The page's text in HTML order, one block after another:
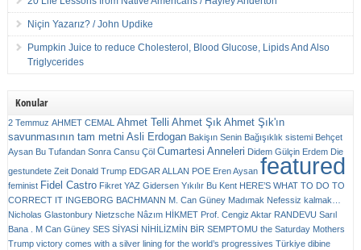
Niçin Yazarız? / John Updike
Pumpkin Juice to reduce Cholesterol, Blood Glucose, Lipids And Also
Triglycerides
Konular
2 Temmuz AHMET CEMAL Ahmet Telli Ahmet Şık Ahmet Şık'ın
savunmasının tam metni Asli Erdogan Bakişın Senin Bağışıklık sistemi Behçet
Aysan Bu Tufandan Sonra Cansu Çöl Cumartesi Anneleri Didem Gülçin Erdem Die
gestundete Zeit Donald Trump EDGAR ALLAN POE Eren Aysan featured
feminist Fidel Castro Fikret YAZ Gidersen Yıkılır Bu Kent HERE’S WHAT TO DO TO
CORRECT IT INGEBORG BACHMANN M. Can Güney Madımak Nefessiz kalmak…
Nicholas Glastonbury Nietzsche Nâzım HİKMET Prof. Cengiz Aktar RANDEVU Sarıl
Bana . M Can Güney SES SİYASİ NİHİLİZMİN BİR SEMPTOMU the Saturday Mothers
Trump victory comes with a silver lining for the world’s progressives Türkiye dibine